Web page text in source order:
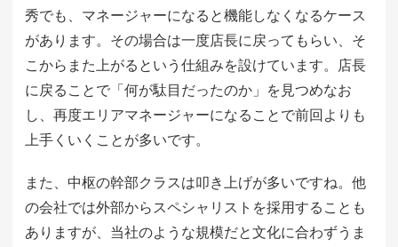
秀でも、マネージャーになると機能しなくなるケース
があります。その場合は一度店長に戻ってもらい、そ
こからまた上がるという仕組みを設けています。店長
に戻ることで「何が駄目だったのか」を見つめなお
し、再度エリアマネージャーになることで前回よりも
上手くいくことが多いです。
また、中枢の幹部クラスは叩き上げが多いですね。他
の会社では外部からスペシャリストを採用することも
ありますが、当社のような規模だと文化に合わずうま